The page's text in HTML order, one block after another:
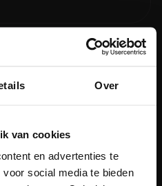
Over
van cookies
en advertenties te
social media te bieden
van installatie en een
digitaal 10 jaar bewaard.